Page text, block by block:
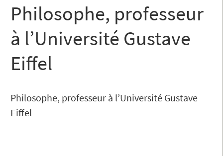
Philosophe, professeur
à l’Université Gustave
Eiffel
Philosophe, professeur à l’Université Gustave
Eiffel